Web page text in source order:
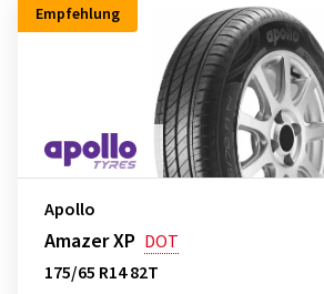
Empfehlung
Apollo
Amazer XP DOT
175/65 R14 82T